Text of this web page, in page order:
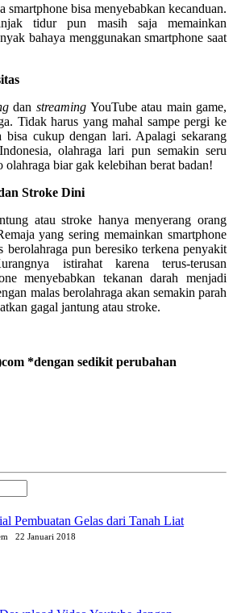
smartphone bisa menyebabkan kecanduan.
tidur pun masih saja memainkan
bahaya menggunakan smartphone saat
dan streamingYouTube atau main game,
Tidak harus yang mahal sampe pergi ke
bisa cukup dengan lari. Apalagi sekarang
olahraga lari pun semakin seru
olahraga biar gak kelebihan berat badan!
Stroke Dini
atau stroke hanya menyerang orang
yang sering memainkan smartphone
berolahraga pun beresiko terkena penyakit
istirahat karena terus-terusan
menyebabkan tekanan darah menjadi
malas berolahraga akan semakin parah
gagal jantung atau stroke.
*dengan sedikit perubahan
Pembuatan Gelas dari Tanah Liat
22 Januari 2018